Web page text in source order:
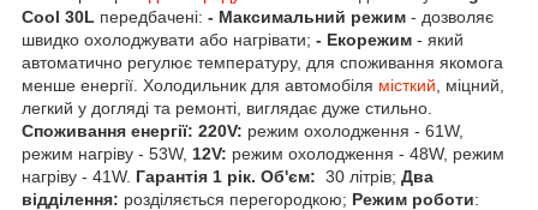
Cool 30L передбачені: - Максимальний режим - дозволяє
швидко охолоджувати або нагрівати; - Екорежим - який
автоматично регулює температуру, для споживання якомога
менше енергії. Холодильник для автомобіля місткий , міцний,
легкий у догляді та ремонті, виглядає дуже стильно.
Споживання енергії: 220V: режим охолодження - 61W,
режим нагріву - 53W, 12V: режим охолодження - 48W, режим
нагріву - 41W. Гарантія 1 рік. Об'єм: 30 літрів; Два
відділення: розділяється перегородкою; Режим роботи: